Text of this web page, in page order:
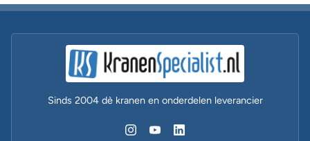
Sinds 2004 dè kranen en onderdelen leverancier